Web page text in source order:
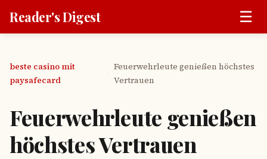
Reader's Digest ☰
beste casino mit
paysafecard
Feuerwehrleute genießen höchstes
Vertrauen
Feuerwehrleute genießen
höchstes Vertrauen